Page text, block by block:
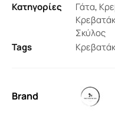
Κατηγορίες
Γάτα,
Σκύλος
Tags
Brand